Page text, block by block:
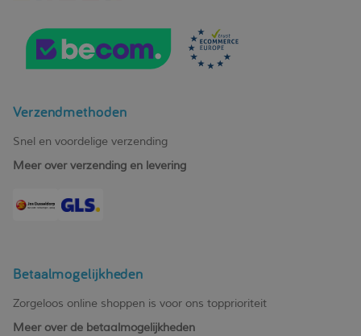
Verzendmethoden
Snel en voordelige verzending
Meer over verzending en levering
Betaalmogelijkheden
Zorgeloos online shoppen is voor ons topprioriteit
Meer over de betaalmogelijkheden